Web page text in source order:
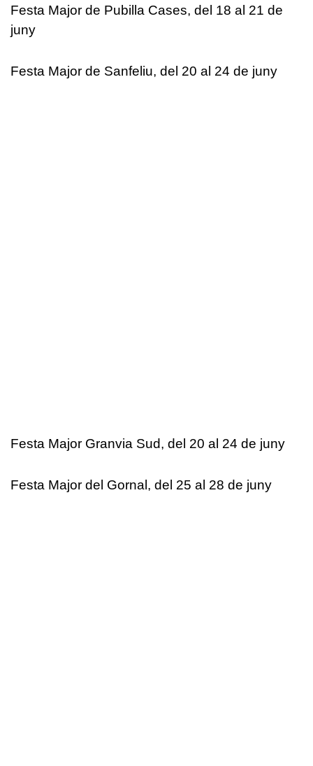
Festa Major de Pubilla Cases, del 18 al 21 de
juny
Festa Major de Sanfeliu, del 20 al 24 de juny
Festa Major Granvia Sud, del 20 al 24 de juny
Festa Major del Gornal, del 25 al 28 de juny